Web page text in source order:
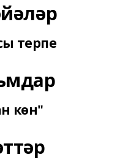
терпе
көн"